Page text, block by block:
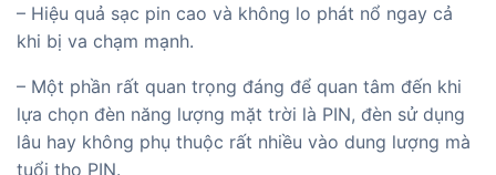
– Hiệu quả sạc pin cao và không lo phát nổ ngay cả
khi bị va chạm mạnh.
– Một phần rất quan trọng đáng để quan tâm đến khi
lựa chọn đèn năng lượng mặt trời là PIN, đèn sử dụng
lâu hay không phụ thuộc rất nhiều vào dung lượng mà
tuổi thọ PIN.